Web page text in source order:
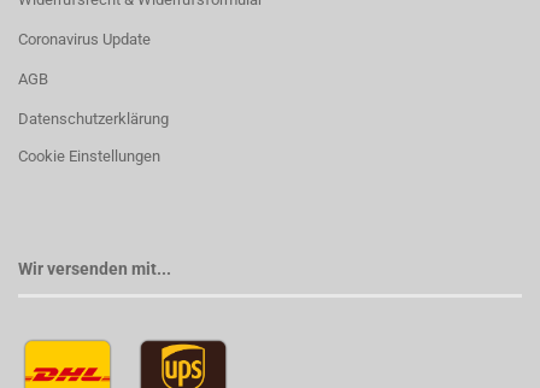
Coronavirus Update
AGB
Datenschutzerklärung
Cookie Einstellungen
Wir versenden mit...